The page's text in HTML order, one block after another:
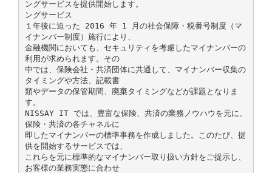
ングサービスを提供開始します。
ングサービス
１年後に迫った 2016 年 1 月の社会保障・税番号制度（マ
イナンバー制度）施行により、
金融機関においても、セキュリティを考慮したマイナンバーの
利用が求められます。その
中では、保険会社・共済団体に共通して、マイナンバー収集の
タイミングや方法、記載書
類やデータの保管期間、廃棄タイミングなどが課題となりま
す。
NISSAY IT では、豊富な保険、共済の業務ノウハウを元に、
保険・共済の各チャネルに
即したマイナンバーの標準事務を作成しました。このたび、提
供を開始するサービスでは、
これらを元に標準的なマイナンバー取り扱い方針をご提示し、
お客様の業務実態に合わせ